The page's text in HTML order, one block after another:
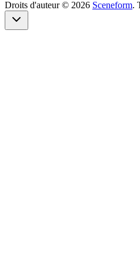
Droits d'auteur © 2026 Sceneform.